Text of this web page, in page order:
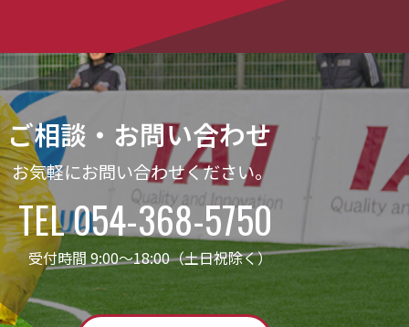
ご相談・お問い合わせ
お気軽にお問い合わせください。
TEL 054-368-5750
受付時間 9:00～18:00（土日祝除く）